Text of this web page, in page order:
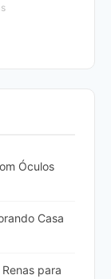
Óculos
Casa
para